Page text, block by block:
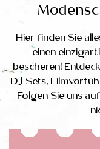
Hier finden Sie
einen
bescheren!
DJ-Sets,
Folgen Sie uns